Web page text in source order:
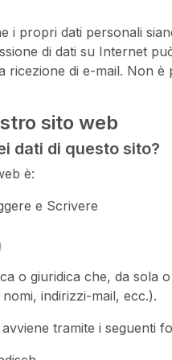
i propri dati personali
di dati su Internet
ricezione di e-mail. Non
sito web
dati di questo sito?
è:
e Scrivere
o giuridica che, da sola
indirizzi-mail, ecc.).
tramite i seguenti